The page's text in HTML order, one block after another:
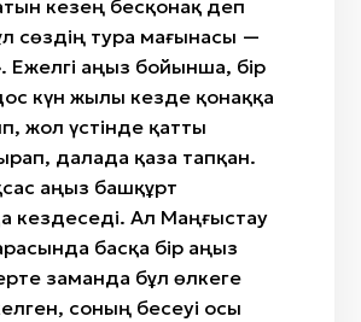
кезең бесқонақ деп
сөздің тура мағынасы —
Ежелгі аңыз бойынша, бір
күн жылы кезде қонаққа
жол үстінде қатты
далада қаза тапқан.
аңыз башқұрт
кездеседі. Ал Маңғыстау
басқа бір аңыз
заманда бұл өлкеге
соның бесеуі осы